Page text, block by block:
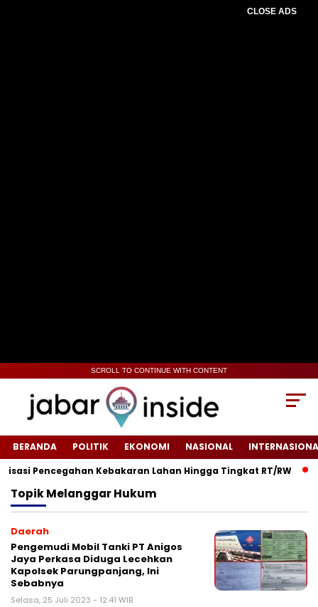
CLOSE ADS
SCROLL TO CONTINUE WITH CONTENT
BERANDA POLITIK EKONOMI NASIONAL
Pencegahan Kebakaran Lahan Hingga Tingkat RT/RW‎
TopikMelanggar Hukum
Daerah
Pengemudi Mobil Tanki PT Anigos
Jaya Perkasa Diduga Lecehkan
Kapolsek Parungpanjang, Ini
Sebabnya
Selasa, 25 Juli 2023 - 12:41 WIB